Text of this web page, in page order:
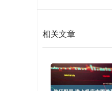
相关文章